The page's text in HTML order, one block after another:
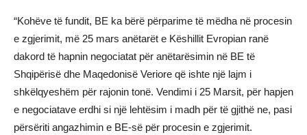
“Kohëve të fundit, BE ka bërë përparime të mëdha në procesin
e zgjerimit, më 25 mars anëtarët e Këshillit Evropian ranë
dakord të hapnin negociatat për anëtarësimin në BE të
Shqipërisë dhe Maqedonisë Veriore që ishte një lajm i
shkëlqyeshëm për rajonin tonë. Vendimi i 25 Marsit, për hapjen
e negociatave erdhi si një lehtësim i madh për të gjithë ne, pasi
përsëriti angazhimin e BE-së për procesin e zgjerimit.